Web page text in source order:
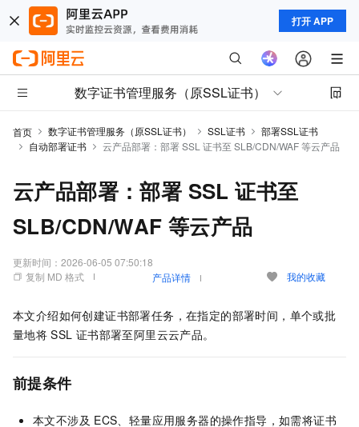
打开 APP
数字证书管理服务（原SSL证书）
首页 数字证书管理服务（原SSL证书） SSL证书
部署SSL证书
自动部署证书
云产品部署：部署 SSL 证书至 SLB/CDN/WAF 等云产品
云产品部署：部署 SSL 证书至
SLB/CDN/WAF 等云产品
更新时间： 2026-06-05 07:50:18
复制 MD 格式
产品详情 我的收藏
本文介绍如何创建证书部署任务，在指定的部署时间，单个或批
量地将 SSL 证书部署至阿里云云产品。
前提条件
本文不涉及 ECS、轻量应用服务器的操作指导，如需将证书